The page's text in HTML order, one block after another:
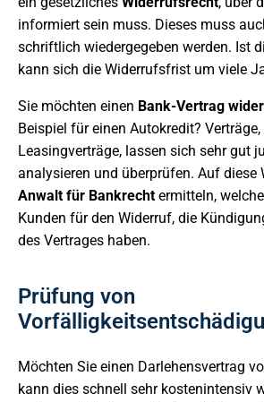
informiert sein muss. Dieses muss
schriftlich wiedergegeben werden. Ist
kann sich die Widerrufsfrist um viele
Sie möchten einen Bank-Vertrag
Beispiel für einen Autokredit? Verträge,
Leasingverträge, lassen sich sehr gut
analysieren und überprüfen. Auf diese
Anwalt für Bankrecht ermitteln,
Kunden für den Widerruf, die
des Vertrages haben.
Prüfung von
Möchten Sie einen Darlehensvertrag
kann dies schnell sehr kostenintensiv